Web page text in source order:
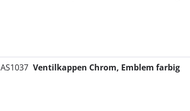
AS1037 Ventilkappen Chrom, Emblem farbig